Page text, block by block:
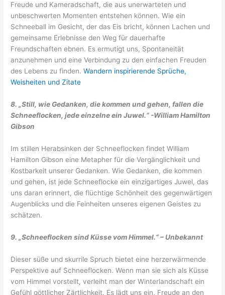
Freude und Kameradschaft, die aus unerwarteten und
unbeschwerten Momenten entstehen können. Wie ein
Schneeball im Gesicht, der das Eis bricht, können Lachen und
gemeinsame Erlebnisse den Weg für dauerhafte
Freundschaften ebnen. Es ermutigt uns, Spontaneität
anzunehmen und eine Verbindung zu den einfachen Freuden
des Lebens zu finden.Wandern inspirierende Sprüche,
Weisheiten und Zitate
8. „Still, wie Gedanken, die kommen und gehen, fallen die
Schneeflocken, jede einzelne ein Juwel.“ -William Hamilton
Gibson
Im stillen Herabsinken der Schneeflocken findet William
Hamilton Gibson eine Metapher für die Vergänglichkeit und
Kostbarkeit unserer Gedanken. Wie Gedanken, die kommen
und gehen, ist jede Schneeflocke ein einzigartiges Juwel, das
uns daran erinnert, die flüchtige Schönheit des gegenwärtigen
Augenblicks und die Feinheiten unseres eigenen Geistes zu
schätzen.
9. „Schneeflocken sind Küsse vom Himmel.“ – Unbekannt
Dieser süße und skurrile Spruch bietet eine herzerwärmende
Perspektive auf Schneeflocken. Wenn man sie sich als Küsse
vom Himmel vorstellt, verleiht man der Winterlandschaft ein
Gefühl göttlicher Zärtlichkeit. Es lädt uns ein, Freude an den